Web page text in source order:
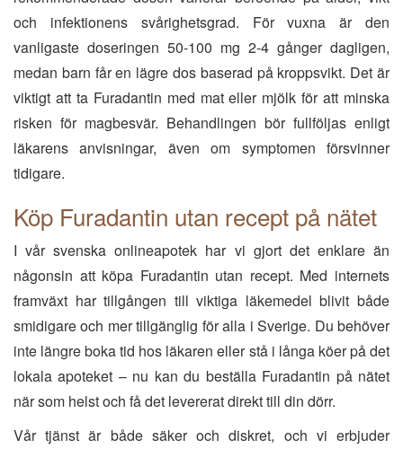
och infektionens svårighetsgrad. För vuxna är den
vanligaste doseringen 50-100 mg 2-4 gånger dagligen,
medan barn får en lägre dos baserad på kroppsvikt. Det är
viktigt att ta Furadantin med mat eller mjölk för att minska
risken för magbesvär. Behandlingen bör fullföljas enligt
läkarens anvisningar, även om symptomen försvinner
tidigare.
Köp Furadantin utan recept på nätet
I vår svenska onlineapotek har vi gjort det enklare än
någonsin att köpa Furadantin utan recept. Med internets
framväxt har tillgången till viktiga läkemedel blivit både
smidigare och mer tillgänglig för alla i Sverige. Du behöver
inte längre boka tid hos läkaren eller stå i långa köer på det
lokala apoteket – nu kan du beställa Furadantin på nätet
när som helst och få det levererat direkt till din dörr.
Vår tjänst är både säker och diskret, och vi erbjuder